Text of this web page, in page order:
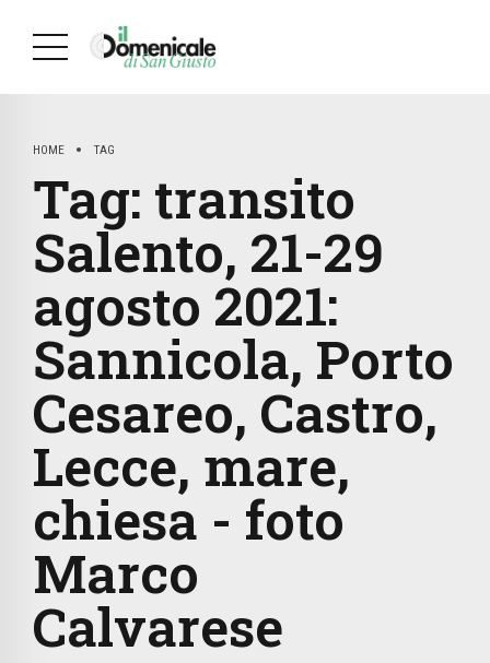
HOME TAG
Tag: transito
Salento, 21-29
agosto 2021:
Sannicola, Porto
Cesareo, Castro,
Lecce, mare,
chiesa - foto
Marco
Calvarese